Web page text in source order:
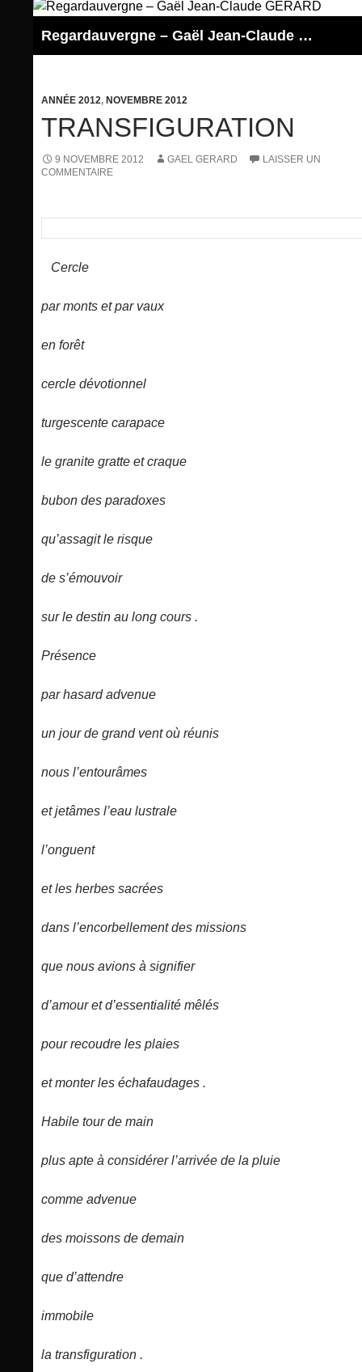
Regardauvergne – Gaël Jean-Claude GERARD
ANNÉE 2012, NOVEMBRE 2012
TRANSFIGURATION
9 NOVEMBRE 2012 GAEL GERARD
LAISSER UN
COMMENTAIRE
Cercle
par monts et par vaux
en forêt
cercle dévotionnel
turgescente carapace
le granite gratte et craque
bubon des paradoxes
qu’assagit le risque
de s’émouvoir
sur le destin au long cours .
Présence
par hasard advenue
un jour de grand vent où réunis
nous l’entourâmes
et jetâmes l’eau lustrale
l’onguent
et les herbes sacrées
dans l’encorbellement des missions
que nous avions à signifier
d’amour et d’essentialité mêlés
pour recoudre les plaies
et monter les échafaudages .
Habile tour de main
plus apte à considérer l’arrivée de la pluie
comme advenue
des moissons de demain
que d’attendre
immobile
la transfiguration .